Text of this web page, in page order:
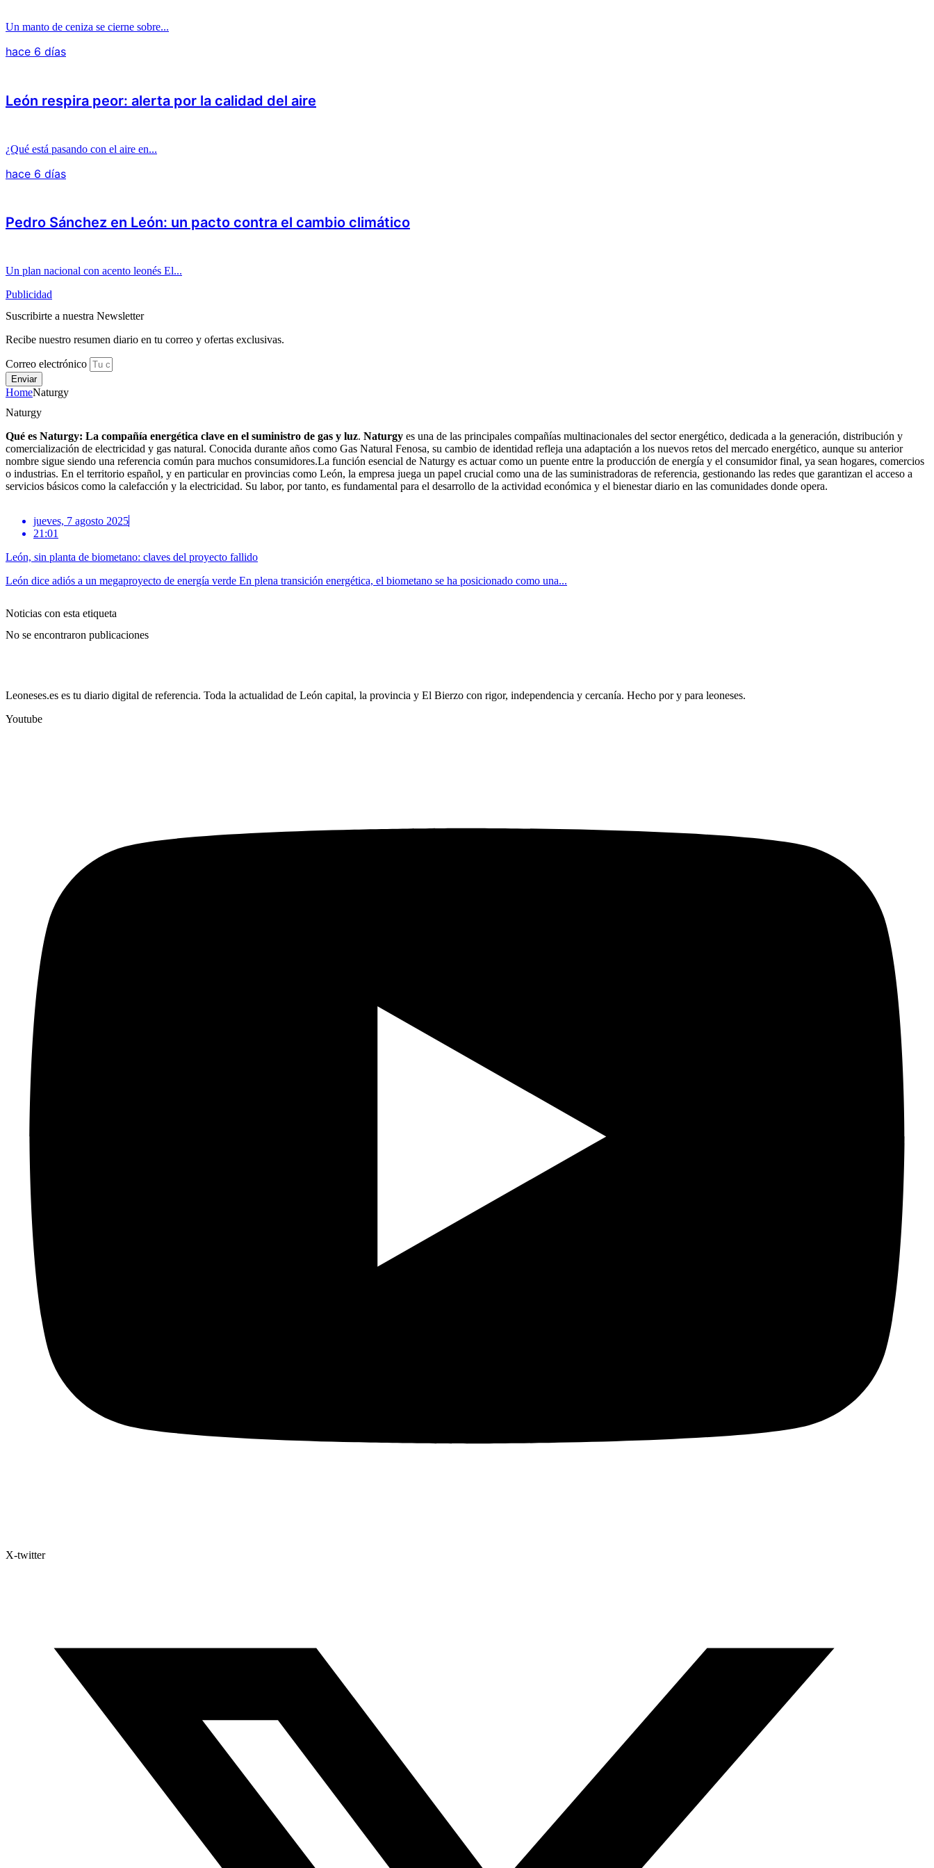
Un manto de ceniza se cierne sobre...
hace 6 días
León respira peor: alerta por la calidad del aire
¿Qué está pasando con el aire en...
hace 6 días
Pedro Sánchez en León: un pacto contra el cambio climático
Un plan nacional con acento leonés El...
Publicidad
Suscribirte a nuestra Newsletter
Recibe nuestro resumen diario en tu correo y ofertas exclusivas.
Correo electrónico
Enviar
HomeNaturgy
Naturgy
Qué es Naturgy: La compañía energética clave en el suministro de gas y luz. Naturgy es una de las principales compañías multinacionales del sector energético, dedicada a la generación, distribución y
comercialización de electricidad y gas natural. Conocida durante años como Gas Natural Fenosa, su cambio de identidad refleja una adaptación a los nuevos retos del mercado energético, aunque su anterior
nombre sigue siendo una referencia común para muchos consumidores.La función esencial de Naturgy es actuar como un puente entre la producción de energía y el consumidor final, ya sean hogares, comercios
o industrias. En el territorio español, y en particular en provincias como León, la empresa juega un papel crucial como una de las suministradoras de referencia, gestionando las redes que garantizan el acceso a
servicios básicos como la calefacción y la electricidad. Su labor, por tanto, es fundamental para el desarrollo de la actividad económica y el bienestar diario en las comunidades donde opera.
jueves, 7 agosto 2025
21:01
León, sin planta de biometano: claves del proyecto fallido
León dice adiós a un megaproyecto de energía verde En plena transición energética, el biometano se ha posicionado como una...
Noticias con esta etiqueta
No se encontraron publicaciones
Leoneses.es es tu diario digital de referencia. Toda la actualidad de León capital, la provincia y El Bierzo con rigor, independencia y cercanía. Hecho por y para leoneses.
Youtube
X-twitter